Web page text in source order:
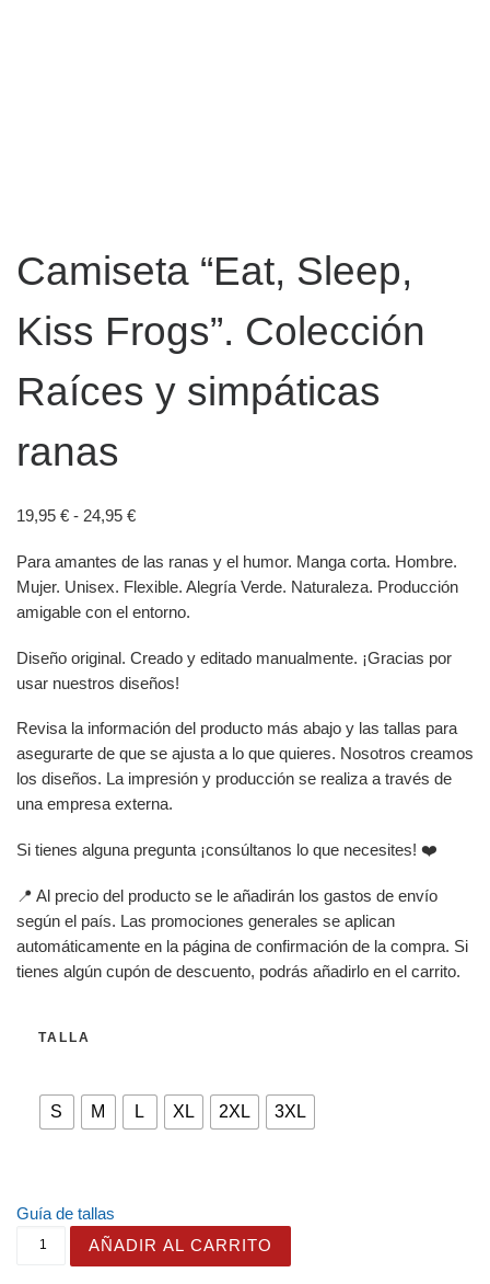
Camiseta “Eat, Sleep,
Kiss Frogs”. Colección
Raíces y simpáticas
ranas
19,95 € - 24,95 €Rango de precios: desde 19,95 € hasta 24,95 €
Para amantes de las ranas y el humor. Manga corta. Hombre.
Mujer. Unisex. Flexible. Alegría Verde. Naturaleza. Producción
amigable con el entorno.
Diseño original. Creado y editado manualmente. ¡Gracias por
usar nuestros diseños!
Revisa la información del producto más abajo y las tallas para
asegurarte de que se ajusta a lo que quieres. Nosotros creamos
los diseños. La impresión y producción se realiza a través de
una empresa externa.
Si tienes alguna pregunta ¡consúltanos lo que necesites! ❤️
📍 Al precio del producto se le añadirán los gastos de envío
según el país. Las promociones generales se aplican
automáticamente en la página de confirmación de la compra. Si
tienes algún cupón de descuento, podrás añadirlo en el carrito.
TALLA
S M L XL 2XL 3XL
Guía de tallas
Camiseta "Eat, Sleep, Kiss Frogs". Colección Raíces y
AÑADIR AL CARRITO